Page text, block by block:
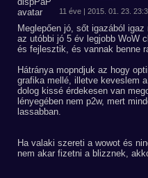
11 éve | 2015. 01. 23.
Meglepően jó, sőt igazából
az utóbbi jó 5 év legjobb WoW
és fejlesztik, és vannak benne
Hátránya mopndjuk az hogy
grafika mellé, illetve keveslem
dolog kissé érdekesen van
lényegében nem p2w, mert
lassabban.
Ha valaki szereti a wowot és
nem akar fizetni a blizznek,